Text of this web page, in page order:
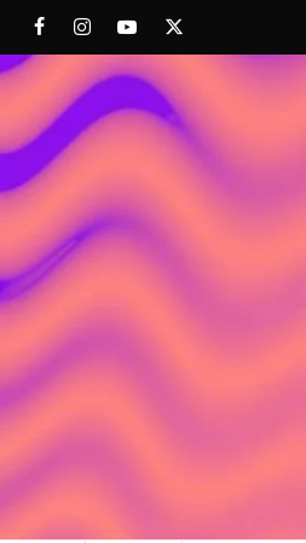
FacebookInstagramYoutubeTwitter